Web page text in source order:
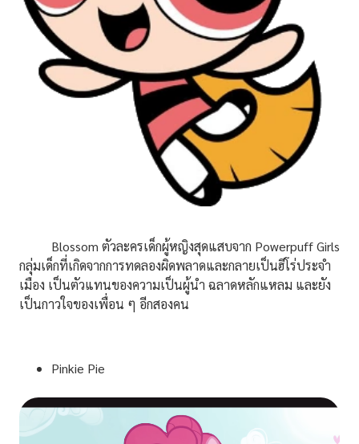
Blossom ตัวละครเด็กผู้หญิงสุดแสบจาก Powerpuff Girls
กลุ่มเด็กที่เกิดจากการทดลองผิดพลาดและกลายเป็นฮีโร่ประจำ
เมือง เป็นตัวแทนของความเป็นผู้นำ ฉลาดหลักแหลม และยัง
เป็นกาวใจของเพื่อน ๆ อีกสองคน
Pinkie Pie